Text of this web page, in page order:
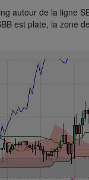
autour de la ligne
est plate, la zone